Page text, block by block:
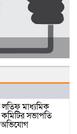
মাধ্যমিক
সভাপতি
অভিযোগ